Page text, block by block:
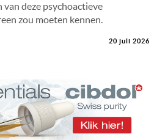
deze psychoactieve
zou moeten kennen.
20 juli 2026